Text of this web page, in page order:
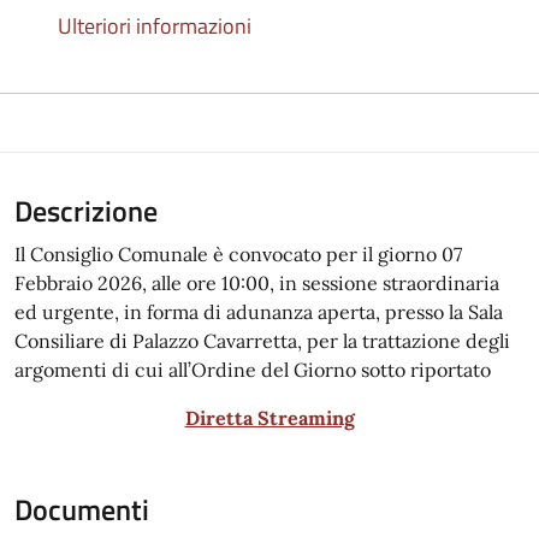
Ulteriori informazioni
Descrizione
Il Consiglio Comunale è convocato per il giorno 07
Febbraio 2026, alle ore 10:00, in sessione straordinaria
ed urgente, in forma di adunanza aperta, presso la Sala
Consiliare di Palazzo Cavarretta, per la trattazione degli
argomenti di cui all’Ordine del Giorno sotto riportato
Diretta Streaming
Documenti